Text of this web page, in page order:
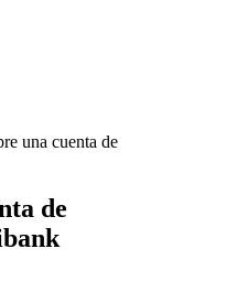
una cuenta de
de